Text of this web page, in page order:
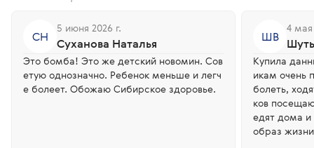
СН
5 июня 2026 г.
Суханова Наталья
Это бомба! Это же детский новомин. Сов
етую однозначно. Ребенок меньше и легч
е болеет. Обожаю Сибирское здоровье.
ШВ
4 мая
Купила
икам очень
болеть,
ков
едят дома и
образ